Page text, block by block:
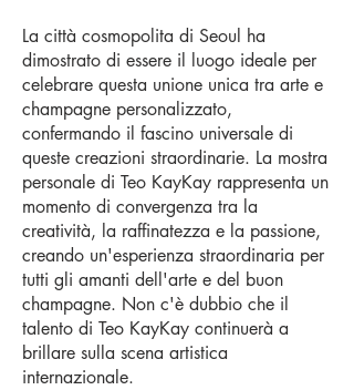
La città cosmopolita di Seoul ha
dimostrato di essere il luogo ideale per
celebrare questa unione unica tra arte e
champagne personalizzato,
confermando il fascino universale di
queste creazioni straordinarie. La mostra
personale di Teo KayKay rappresenta un
momento di convergenza tra la
creatività, la raffinatezza e la passione,
creando un'esperienza straordinaria per
tutti gli amanti dell'arte e del buon
champagne. Non c'è dubbio che il
talento di Teo KayKay continuerà a
brillare sulla scena artistica
internazionale.